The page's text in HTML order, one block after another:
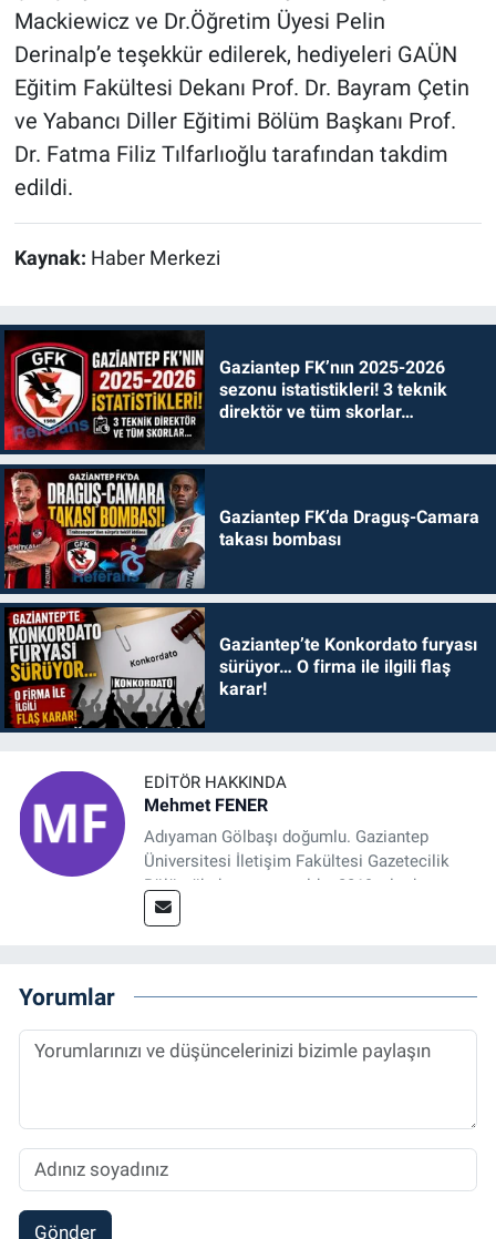
Mackiewicz ve Dr.Öğretim Üyesi Pelin
Derinalp’e teşekkür edilerek, hediyeleri GAÜN
Eğitim Fakültesi Dekanı Prof. Dr. Bayram Çetin
ve Yabancı Diller Eğitimi Bölüm Başkanı Prof.
Dr. Fatma Filiz Tılfarlıoğlu tarafından takdim
edildi.
Kaynak: Haber Merkezi
Gaziantep FK’nın 2025-2026
sezonu istatistikleri! 3 teknik
direktör ve tüm skorlar…
Gaziantep FK’da Draguş-Camara
takası bombası
Gaziantep’te Konkordato furyası
sürüyor… O firma ile ilgili flaş
karar!
EDITÖR HAKKINDA
Mehmet FENER
Adıyaman Gölbaşı doğumlu. Gaziantep
Üniversitesi İletişim Fakültesi Gazetecilik
Bölümü’nden mezun oldu. 2019 yılında
başladığı gazetecilik mesleğinde, muhabir,
Sorumlu Haber Editörü' olarak devam
etmektedir.
Yorumlar
Gönder